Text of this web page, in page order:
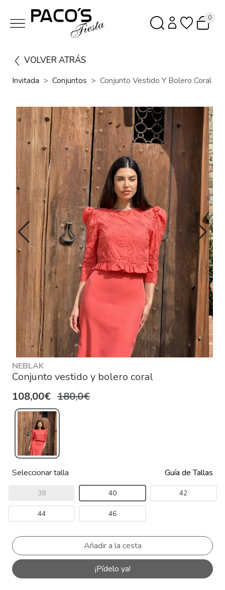
0
VOLVER ATRÁS
Invitada Conjuntos Conjunto Vestido Y Bolero Coral
NEBLAK
Conjunto vestido y bolero coral
108,00€ 180,0€
Seleccionar talla Guía de Tallas
38 40 42
44 46
¡Pídelo ya!